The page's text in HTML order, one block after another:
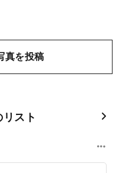
真を投稿
スト